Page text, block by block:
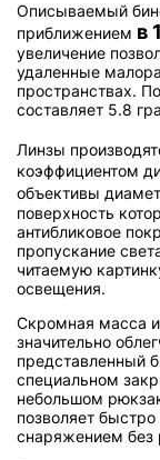
Описываемый
приближением в
увеличение
удаленные
пространствах.
составляет 5.8
Линзы
коэффициентом
объективы
поверхность
антибликовое
пропускание
читаемую
освещения.
Скромная масса
значительно
представленный
специальном
небольшом
позволяет
снаряжением без